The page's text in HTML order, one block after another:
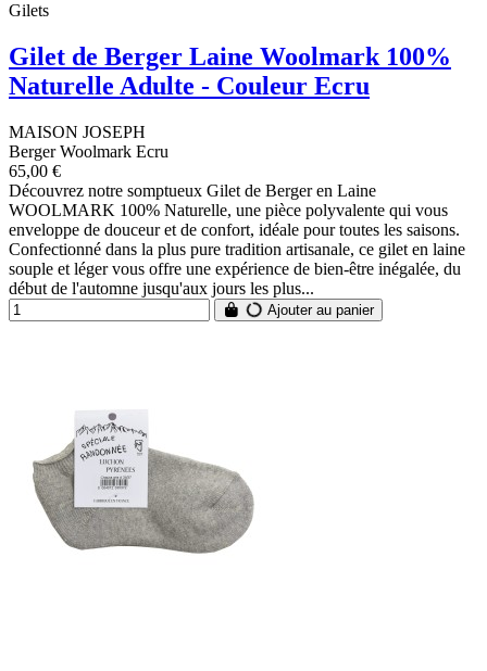
Gilets
Gilet de Berger Laine Woolmark 100%
Naturelle Adulte - Couleur Ecru
MAISON JOSEPH
Berger Woolmark Ecru
65,00 €
Découvrez notre somptueux Gilet de Berger en Laine
WOOLMARK 100% Naturelle, une pièce polyvalente qui vous
enveloppe de douceur et de confort, idéale pour toutes les saisons.
Confectionné dans la plus pure tradition artisanale, ce gilet en laine
souple et léger vous offre une expérience de bien-être inégalée, du
début de l'automne jusqu'aux jours les plus...
Ajouter au panier